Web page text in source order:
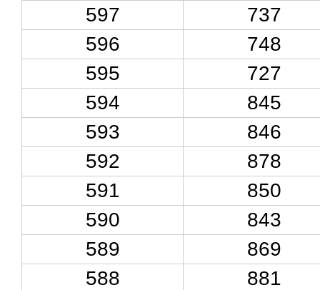
597
737
596
748
595
727
594
845
593
846
592
878
591
850
590
843
589
869
588
881